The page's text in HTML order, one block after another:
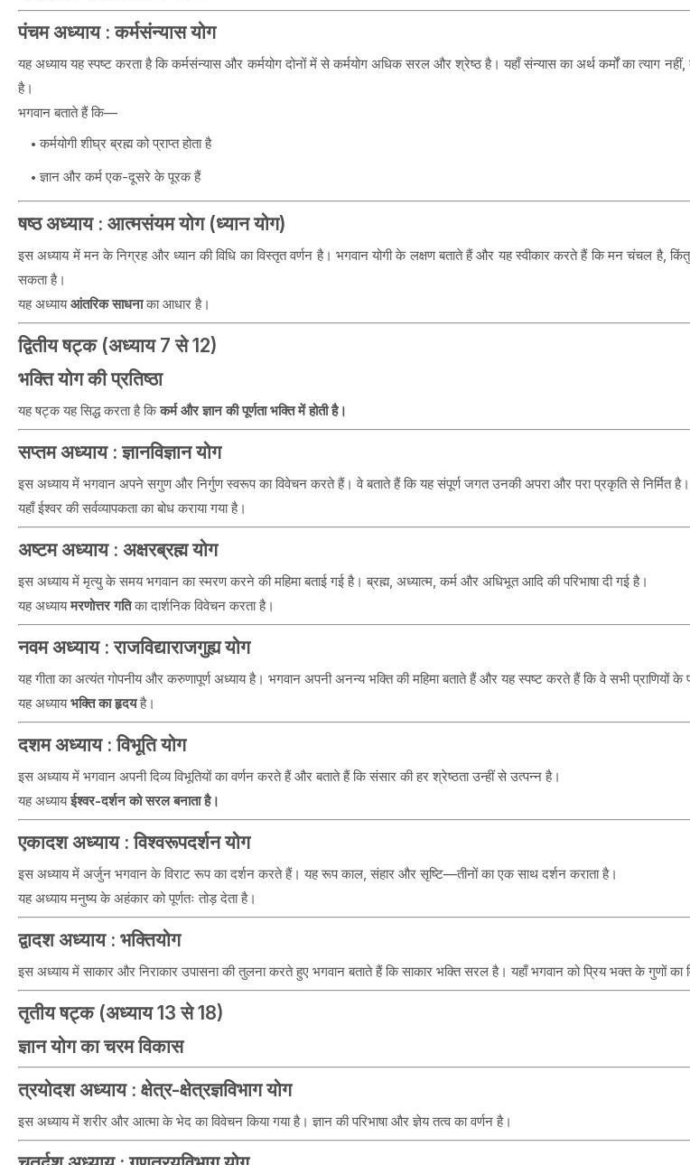
पंचम अध्याय : कर्मसंन्यास योग
यह अध्याय यह स्पष्ट करता है कि कर्मसंन्यास और कर्मयोग दोनों में से कर्मयोग अधिक सरल और श्रेष्ठ है। यहाँ संन्यास का अर्थ कर्मों का त्याग
है।
भगवान बताते हैं कि—
कर्मयोगी शीघ्र ब्रह्म को प्राप्त होता है
ज्ञान और कर्म एक-दूसरे के पूरक हैं
षष्ठ अध्याय : आत्मसंयम योग (ध्यान योग)
इस अध्याय में मन के निग्रह और ध्यान की विधि का विस्तृत वर्णन है। भगवान योगी के लक्षण बताते हैं और यह स्वीकार करते हैं कि मन चंचल है,
सकता है।
यह अध्यायआंतरिक साधनाका आधार है।
द्वितीय षट्क (अध्याय 7 से 12)
भक्ति योग की प्रतिष्ठा
यह षट्क यह सिद्ध करता है किकर्म और ज्ञान की पूर्णता भक्ति में होती है।
सप्तम अध्याय : ज्ञानविज्ञान योग
इस अध्याय में भगवान अपने सगुण और निर्गुण स्वरूप का विवेचन करते हैं। वे बताते हैं कि यह संपूर्ण जगत उनकी अपरा और परा प्रकृति से निर्मित है।
यहाँ ईश्वर की सर्वव्यापकता का बोध कराया गया है।
अष्टम अध्याय : अक्षरब्रह्म योग
इस अध्याय में मृत्यु के समय भगवान का स्मरण करने की महिमा बताई गई है। ब्रह्म, अध्यात्म, कर्म और अधिभूत आदि की परिभाषा दी गई है।
यह अध्यायमरणोत्तर गतिका दार्शनिक विवेचन करता है।
नवम अध्याय : राजविद्याराजगुह्य योग
यह गीता का अत्यंत गोपनीय और करुणापूर्ण अध्याय है। भगवान अपनी अनन्य भक्ति की महिमा बताते हैं और यह स्पष्ट करते हैं कि वे सभी प्राणियों के
यह अध्यायभक्ति का हृदयहै।
दशम अध्याय : विभूति योग
इस अध्याय में भगवान अपनी दिव्य विभूतियों का वर्णन करते हैं और बताते हैं कि संसार की हर श्रेष्ठता उन्हीं से उत्पन्न है।
यह अध्यायईश्वर-दर्शन को सरल बनाता है।
एकादश अध्याय : विश्वरूपदर्शन योग
इस अध्याय में अर्जुन भगवान के विराट रूप का दर्शन करते हैं। यह रूप काल, संहार और सृष्टि—तीनों का एक साथ दर्शन कराता है।
यह अध्याय मनुष्य के अहंकार को पूर्णतः तोड़ देता है।
द्वादश अध्याय : भक्तियोग
इस अध्याय में साकार और निराकार उपासना की तुलना करते हुए भगवान बताते हैं कि साकार भक्ति सरल है। यहाँ भगवान को प्रिय भक्त के गुणों का
तृतीय षट्क (अध्याय 13 से 18)
ज्ञान योग का चरम विकास
त्रयोदश अध्याय : क्षेत्र-क्षेत्रज्ञविभाग योग
इस अध्याय में शरीर और आत्मा के भेद का विवेचन किया गया है। ज्ञान की परिभाषा और ज्ञेय तत्व का वर्णन है।